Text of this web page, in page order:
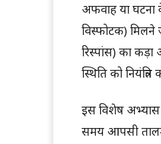
अफवाह या घटना
विस्फोटक) मिलने
रिस्पांस) का
स्थिति को
इस विशेष
समय आपसी